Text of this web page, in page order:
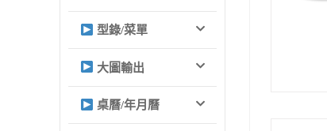
型錄/菜單
大圖輸出
桌曆/年月曆